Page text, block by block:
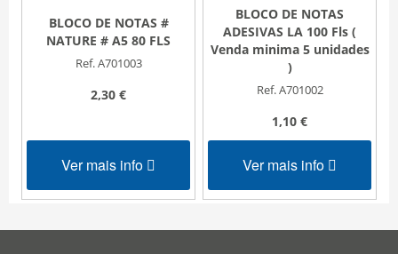
BLOCO DE NOTAS #
NATURE # A5 80 FLS
Ref. A701003
2,30 €
Ver mais info
BLOCO DE NOTAS
ADESIVAS LA 100 Fls (
Venda minima 5 unidades
)
Ref. A701002
1,10 €
Ver mais info